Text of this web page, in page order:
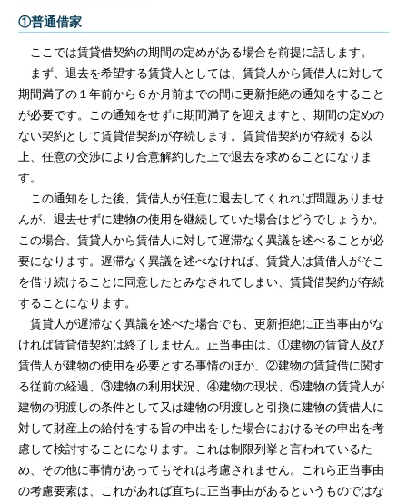
①普通借家
ここでは賃貸借契約の期間の定めがある場合を前提に話します。
まず、退去を希望する賃貸人としては、賃貸人から賃借人に対して
期間満了の１年前から６か月前までの間に更新拒絶の通知をすること
が必要です。この通知をせずに期間満了を迎えますと、期間の定めの
ない契約として賃貸借契約が存続します。賃貸借契約が存続する以
上、任意の交渉により合意解約した上で退去を求めることになりま
す。
この通知をした後、賃借人が任意に退去してくれれば問題ありませ
んが、退去せずに建物の使用を継続していた場合はどうでしょうか。
この場合、賃貸人から賃借人に対して遅滞なく異議を述べることが必
要になります。遅滞なく異議を述べなければ、賃貸人は賃借人がそこ
を借り続けることに同意したとみなされてしまい、賃貸借契約が存続
することになります。
賃貸人が遅滞なく異議を述べた場合でも、更新拒絶に正当事由がな
ければ賃貸借契約は終了しません。正当事由は、①建物の賃貸人及び
賃借人が建物の使用を必要とする事情のほか、②建物の賃貸借に関す
る従前の経過、③建物の利用状況、④建物の現状、⑤建物の賃貸人が
建物の明渡しの条件として又は建物の明渡しと引換に建物の賃借人に
対して財産上の給付をする旨の申出をした場合におけるその申出を考
慮して検討することになります。これは制限列挙と言われているた
め、その他に事情があってもそれは考慮されません。これら正当事由
の考慮要素は、これがあれば直ちに正当事由があるというものではな